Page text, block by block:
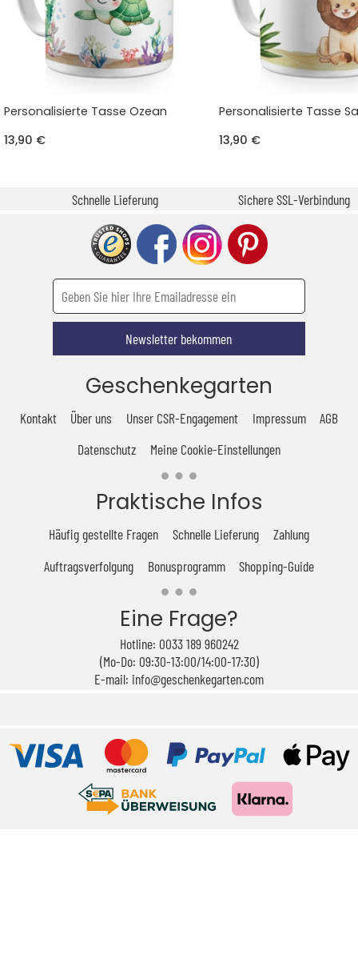
Personalisierte Tasse Ozean
13,90 €
Personalisierte Tasse
13,90 €
Schnelle Lieferung Sichere SSL-Verbindung
Newsletter bekommen
Geschenkegarten
Kontakt Über uns Unser CSR-Engagement Impressum
AGB
Datenschutz
Meine Cookie-Einstellungen
Praktische Infos
Häufig gestellte Fragen Schnelle Lieferung
Zahlung
Auftragsverfolgung
Bonusprogramm Shopping-Guide
Eine Frage?
Hotline: 0033 189 960242
(Mo-Do: 09:30-13:00/14:00-17:30)
E-mail: info@geschenkegarten.com